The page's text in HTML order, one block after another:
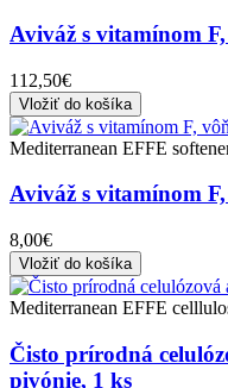
Aviváž s vitamínom
112,50€
Vložiť do košíka
Mediterranean EFFE
Aviváž s vitamínom
8,00€
Vložiť do košíka
Mediterranean EFFE
Čisto prírodná
pivónie, 1 ks